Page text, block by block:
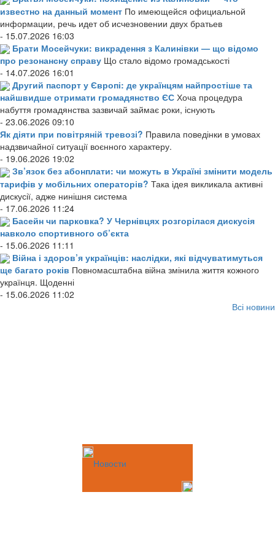
известно на данный момент По имеющейся официальной
информации, речь идет об исчезновении двух братьев
- 15.07.2026 16:03
Брати Мосейчуки: викрадення з Калинівки — що відомо
про резонансну справу Що стало відомо громадськості
- 14.07.2026 16:01
Другий паспорт у Європі: де українцям найпростіше та
найшвидше отримати громадянство ЄС Хоча процедура
набуття громадянства зазвичай займає роки, існують
- 23.06.2026 09:10
Як діяти при повітряній тревозі? Правила поведінки в умовах
надзвичайної ситуації воєнного характеру.
- 19.06.2026 19:02
Зв’язок без абонплати: чи можуть в Україні змінити модель
тарифів у мобільних операторів? Така ідея викликала активні
дискусії, адже нинішня система
- 17.06.2026 11:24
Басейн чи парковка? У Чернівцях розгорілася дискусія
навколо спортивного об’єкта
- 15.06.2026 11:11
Війна і здоров’я українців: наслідки, які відчуватимуться
ще багато років Повномасштабна війна змінила життя кожного
українця. Щоденні
- 15.06.2026 11:02
Всі новини
Новости